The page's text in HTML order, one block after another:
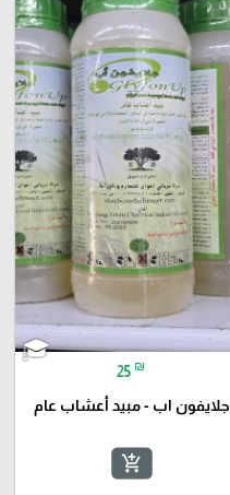
25 ₪
جلايفون اب - مبيد أعشاب عام
add_shopping_cart